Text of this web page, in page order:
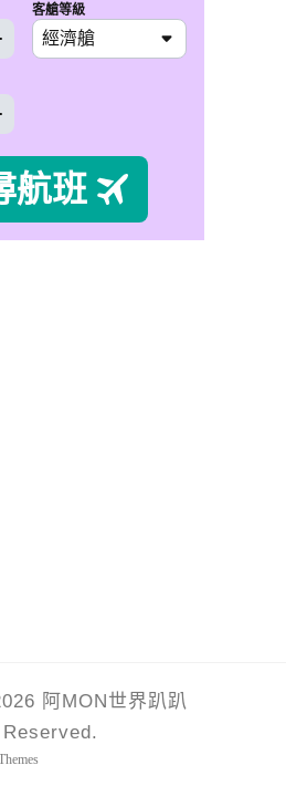
阿MON世界趴趴